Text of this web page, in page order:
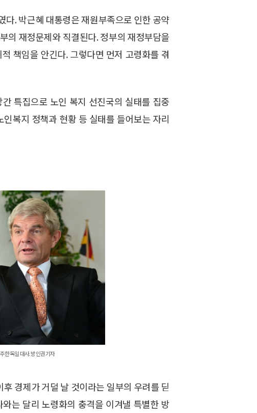
. 박근혜 대통령은 재원부족으로 인한 공약
의 재정문제와 직결된다. 정부의 재정부담을
책임을 안긴다. 그렇다면 먼저 고령화를 겪
특집으로 노인 복지 선진국의 실태를 집중
복지 정책과 현황 등 실태를 들어보는 자리
한 독일 대사. 방인권 기자
경제가 거덜 날 것이라는 일부의 우려를 딛
는 달리 노령화의 충격을 이겨낼 특별한 방